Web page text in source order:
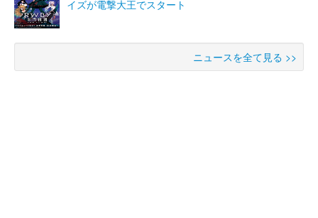
イズが電撃大王でスタート
ニュースを全て見る >>